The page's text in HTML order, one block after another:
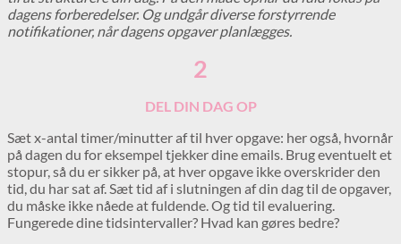
dagens forberedelser. Og undgår diverse forstyrrende
notifikationer, når dagens opgaver planlægges.
2
DEL DIN DAG OP
Sæt x-antal timer/minutter af til hver opgave: her også, hvornår
på dagen du for eksempel tjekker dine emails. Brug eventuelt et
stopur, så du er sikker på, at hver opgave ikke overskrider den
tid, du har sat af. Sæt tid af i slutningen af din dag til de opgaver,
du måske ikke nåede at fuldende. Og tid til evaluering.
Fungerede dine tidsintervaller? Hvad kan gøres bedre?